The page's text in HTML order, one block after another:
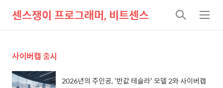
센스쟁이 프로그래머, 비트센스
검
색
메
뉴
사이버캡 출시
2026년의 주인공, '반값 테슬라' 모델 2와 사이버캡